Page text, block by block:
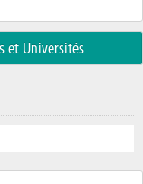
et Universités